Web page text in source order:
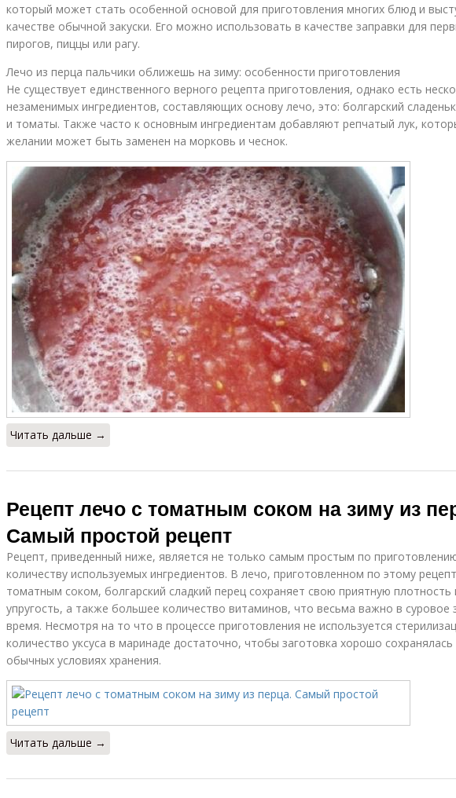
который может стать особенной основой для приготовления многих блюд и
качестве обычной закуски. Его можно использовать в качестве заправки для
пирогов, пиццы или рагу.
Лечо из перца пальчики оближешь на зиму: особенности приготовления
Не существует единственного верного рецепта приготовления, однако есть
незаменимых ингредиентов, составляющих основу лечо, это: болгарский
и томаты. Также часто к основным ингредиентам добавляют репчатый лук,
желании может быть заменен на морковь и чеснок.
Читать дальше →
Рецепт лечо с томатным соком на зиму из
Самый простой рецепт
Рецепт, приведенный ниже, является не только самым простым по
количеству используемых ингредиентов. В лечо, приготовленном по этому
томатным соком, болгарский сладкий перец сохраняет свою приятную плотность
упругость, а также большее количество витаминов, что весьма важно в суровое
время. Несмотря на то что в процессе приготовления не используется
количество уксуса в маринаде достаточно, чтобы заготовка хорошо сохранялась
обычных условиях хранения.
Читать дальше →